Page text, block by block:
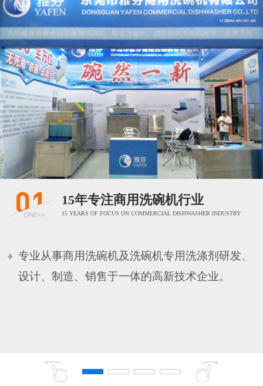
15年专注商用洗碗机行业
15 YEARS OF FOCUS ON COMMERCIAL DISHWASHER INDUSTRY
专业从事商用洗碗机及洗碗机专用洗涤剂研发、
设计、制造、销售于一体的高新技术企业。